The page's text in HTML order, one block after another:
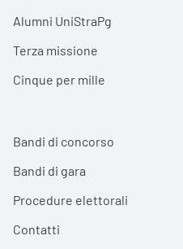
Alumni UniStraPg
Terza missione
Cinque per mille
Bandi di concorso
Bandi di gara
Procedure elettorali
Contatti